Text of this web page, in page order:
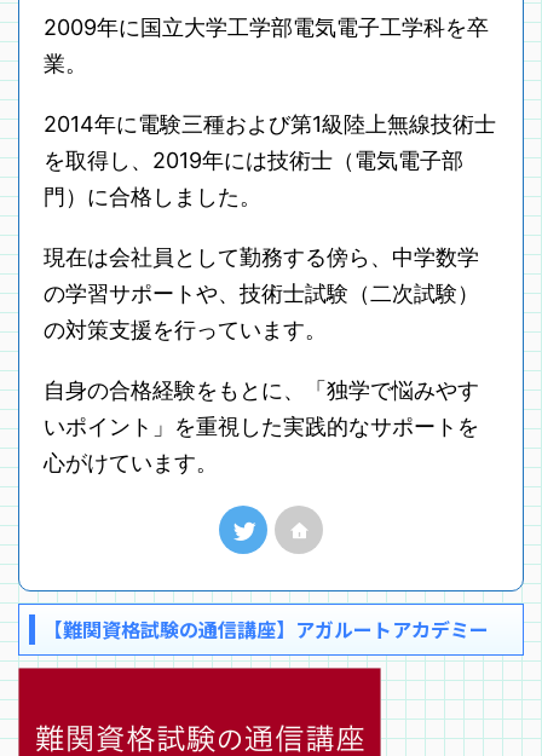
2009年に国立大学工学部電気電子工学科を卒
業。
2014年に電験三種および第1級陸上無線技術士
を取得し、2019年には技術士（電気電子部
門）に合格しました。
現在は会社員として勤務する傍ら、中学数学
の学習サポートや、技術士試験（二次試験）
の対策支援を行っています。
自身の合格経験をもとに、「独学で悩みやす
いポイント」を重視した実践的なサポートを
心がけています。
【難関資格試験の通信講座】アガルートアカデミー